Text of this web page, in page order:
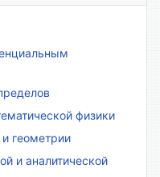
физики
геометрии
и аналитической